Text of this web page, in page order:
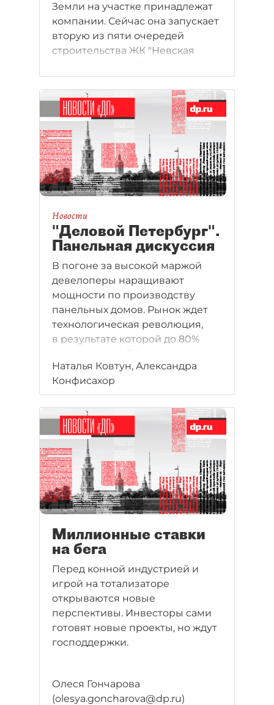
Земли на участке принадлежат
компании. Сейчас она запускает
вторую из пяти очередей
строительства ЖК "Невская
экспертов, 1 м2 будет стоить от
65 тыс. рублей.
Новости
"Деловой Петербург".
Панельная дискуссия
В погоне за высокой маржой
девелоперы наращивают
мощности по производству
панельных домов. Рынок ждет
технологическая революция,
в результате которой до 80%
из панели.
Наталья Ковтун, Александра
Конфисахор
Миллионные ставки
на бега
Перед конной индустрией и
игрой на тотализаторе
открываются новые
перспективы. Инвесторы сами
готовят новые проекты, но ждут
господдержки.
Олеся Гончарова
(olesya.goncharova@dp.ru)